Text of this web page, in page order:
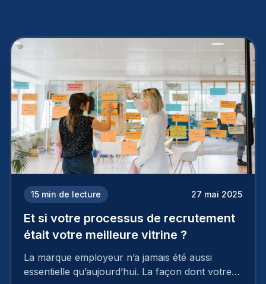
15 min de lecture 27 mai 2025
Et si votre processus de recrutement
était votre meilleure vitrine ?
La marque employeur n’a jamais été aussi
essentielle qu’aujourd’hui. La façon dont votre